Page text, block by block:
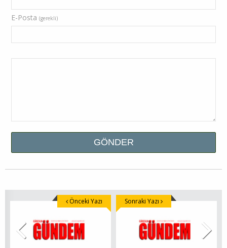
E-Posta (gerekli)
Önceki Yazı Sonraki Yazı